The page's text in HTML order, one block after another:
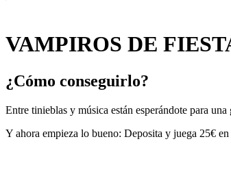
VAMPIROS DE
¿Cómo conseguirlo?
Entre tinieblas y música están esperándote para
Y ahora empieza lo bueno: Deposita y juega 25€